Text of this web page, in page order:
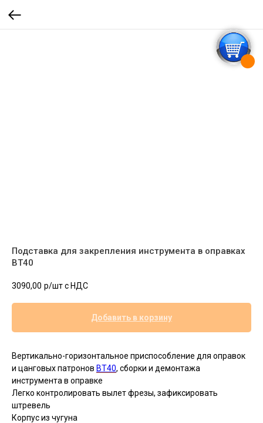
Подставка для закрепления инструмента в оправках
BT40
3090,00 р/шт c НДС
Добавить в корзину
Вертикально-горизонтальное приспособление для оправок
и цанговых патронов BT40, сборки и демонтажа
инструмента в оправке
Легко контролировать вылет фрезы, зафиксировать
штревель
Корпус из чугуна